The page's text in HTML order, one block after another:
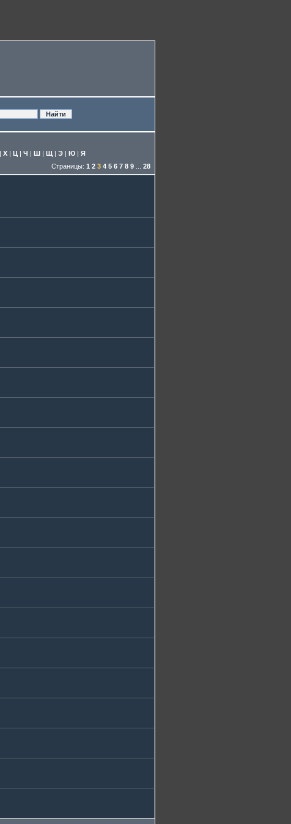
| Х | Ц | Ч | Ш | Щ | Э | Ю | Я
Страницы: 1 2 3 4 5 6 7 8 9 28